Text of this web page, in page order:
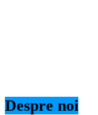
Despre noi